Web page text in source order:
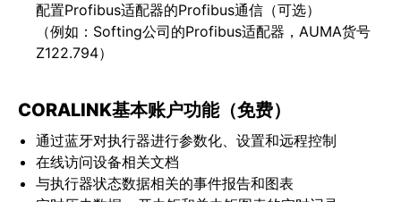
配置Profibus适配器的Profibus通信（可选）
（例如：Softing公司的Profibus适配器，AUMA货号
Z122.794）
CORALINK基本账户功能（免费）
通过蓝牙对执行器进行参数化、设置和远程控制
在线访问设备相关文档
与执行器状态数据相关的事件报告和图表